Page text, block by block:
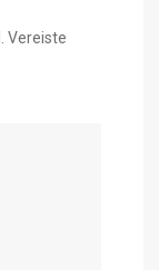
Vereiste